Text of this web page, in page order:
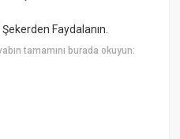
Faydalanın.
tamamını burada okuyun: